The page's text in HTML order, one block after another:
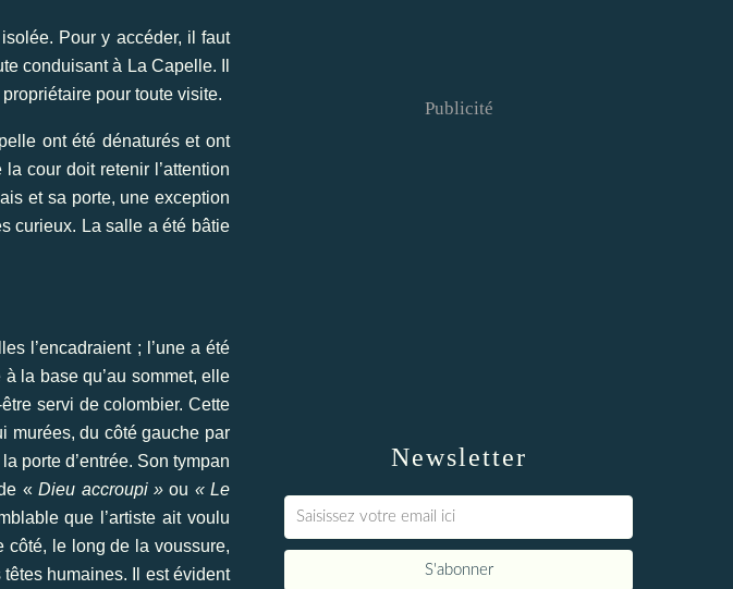
Pour y accéder, il faut
conduisant à La Capelle. Il
pour toute visite.
ont été dénaturés et ont
cour doit retenir l’attention
et sa porte, une exception
curieux. La salle a été bâtie
l’encadraient ; l’une a été
la base qu’au sommet, elle
servi de colombier. Cette
murées, du côté gauche par
porte d’entrée. Son tympan
«Dieu accroupi »ou « Le
que l’artiste ait voulu
côté, le long de la voussure,
humaines. Il est évident
Newsletter
Publicité